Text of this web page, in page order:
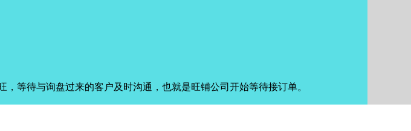
等待与询盘过来的客户及时沟通，也就是旺铺公司开始等待接订单。